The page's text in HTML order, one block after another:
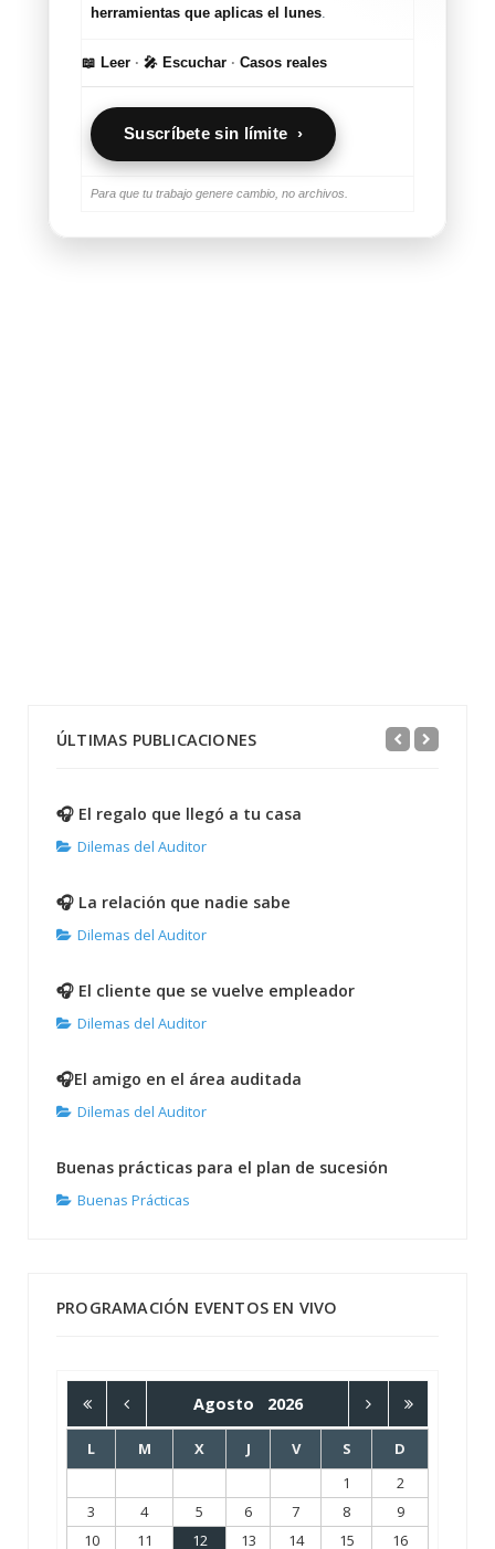
herramientas que aplicas el lunes.
📖 Leer · 🎤 Escuchar · Casos reales
Suscríbete sin límite ›
Para que tu trabajo genere cambio, no archivos.
ÚLTIMAS PUBLICACIONES
🎧 El regalo que llegó a tu casa
Dilemas del Auditor
🎧 La relación que nadie sabe
Dilemas del Auditor
🎧 El cliente que se vuelve empleador
Dilemas del Auditor
🎧El amigo en el área auditada
Dilemas del Auditor
Buenas prácticas para el plan de sucesión
Buenas Prácticas
PROGRAMACIÓN EVENTOS EN VIVO
Agosto 2026
L M X J V S
D
1
2
3
4 5 6 7 8
9
10
11 12 13 14 15
16